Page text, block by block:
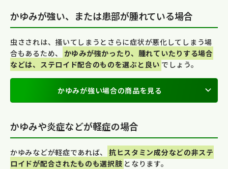
かゆみが強い、または患部が腫れている場合
虫さされは、掻いてしまうとさらに症状が悪化してしまう場
合もあるため、
かゆみが強かったり、腫れていたりする場合
などは、ステロイド配合のものを選ぶと良い でしょう。
かゆみが強い場合の商品を見る
かゆみや炎症などが軽症の場合
かゆみなどが軽症であれば、
抗ヒスタミン成分などの非ステ
ロイドが配合されたものも選択肢 となります。